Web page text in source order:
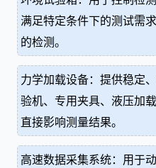
满足特定条件下的测试需
的检测。
力学加载设备：提供稳定
验机、专用夹具、液压加
直接影响测量结果。
高速数据采集系统：用于